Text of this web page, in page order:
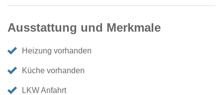
Ausstattung und Merkmale
Heizung vorhanden
Küche vorhanden
LKW Anfahrt